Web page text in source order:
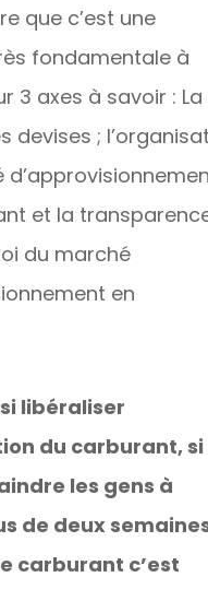
que c’est une
fondamentale à
3 axes à savoir : La
devises ;
et la
du marché
en
libéraliser
du carburant, si
les gens à
de deux
carburant c’est